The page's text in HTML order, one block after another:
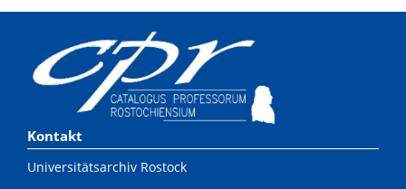
Kontakt
Universitätsarchiv Rostock